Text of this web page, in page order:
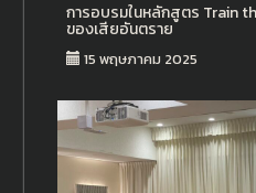
การอบรมในหลักสูตร Train
ของเสียอันตราย
15 พฤษภาคม 2025